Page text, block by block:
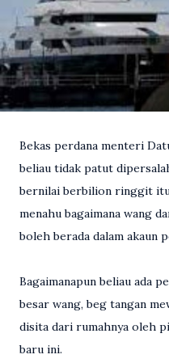
Bekas perdana menteri
beliau tidak patut
bernilai berbilion ringgit
menahu bagaimana wang
boleh berada dalam akaun
Bagaimanapun beliau ada
besar wang, beg tangan
disita dari rumahnya oleh
baru ini.